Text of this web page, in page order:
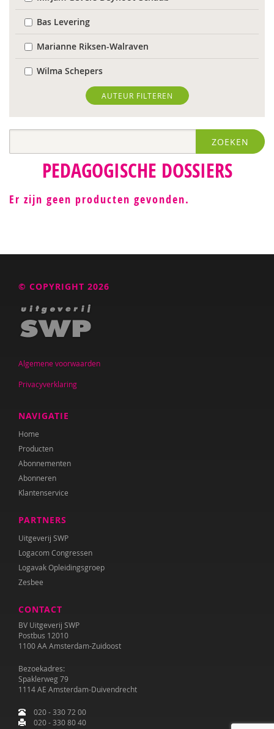
Bas Levering
Marianne Riksen-Walraven
Wilma Schepers
AUTEUR FILTEREN
ZOEKEN
PEDAGOGISCHE DOSSIERS
Er zijn geen producten gevonden.
© COPYRIGHT 2026
Algemene voorwaarden
Privacyverklaring
NAVIGATIE
Home
Producten
Abonnementen
Abonneren
Klantenservice
PARTNERS
Uitgeverij SWP
Logacom Congressen
Logavak Opleidingsgroep
Zesbee
CONTACT
BV Uitgeverij SWP
Postbus 12010
1100 AA Amsterdam-Zuidoost
Bezoekadres:
Spaklerweg 79
1114 AE Amsterdam-Duivendrecht
020 - 330 72 00
020 - 330 80 40